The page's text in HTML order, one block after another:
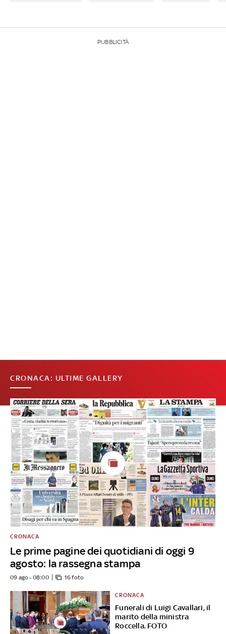
PUBBLICITÀ
CRONACA: ULTIME GALLERY
Le prime pagine dei quotidiani di oggi 9
agosto: la rassegna stampa
CRONACA
09 ago - 08:00 16 foto
Funerali di Luigi Cavallari, il
marito della ministra
Roccella. FOTO
CRONACA